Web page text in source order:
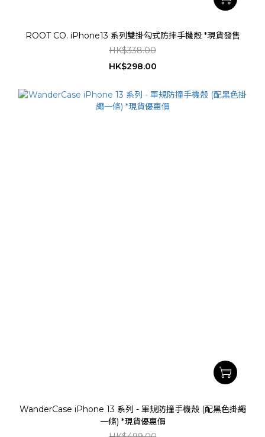
ROOT CO. iPhone13 系列雙掛勾式防摔手機殼 *現貨發售
HK$338.00
HK$298.00
WanderCase iPhone 13 系列 - 軍規防撞手機殼 (配黑色掛繩
一條) *現貨優惠價